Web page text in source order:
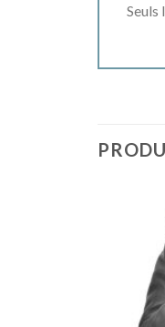
Seuls